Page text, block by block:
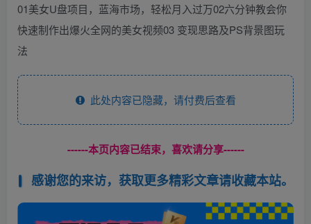
01美女U盘项目，蓝海市场，轻松月入过万02六分钟教会你
快速制作出爆火全网的美女视频03 变现思路及PS背景图玩
法
此处内容已隐藏，请付费后查看
------本页内容已结束，喜欢请分享------
感谢您的来访，获取更多精彩文章请收藏本站。